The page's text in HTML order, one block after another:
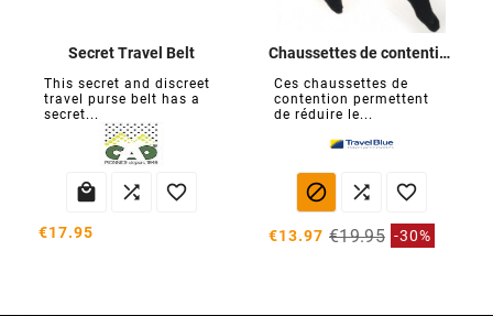
Secret Travel Belt
This secret and discreet
travel purse belt has a
secret...
  
€17.95
Chaussettes de contention de voyage
Ces chaussettes de
contention permettent
de réduire le...
  
€13.97 €19.95 -30%